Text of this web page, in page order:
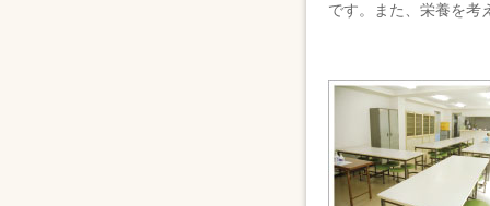
です。また、栄養を考